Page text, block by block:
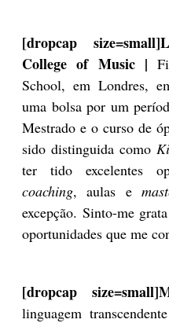
[dropcap
College of Music |
School, em Londres,
uma bolsa por um
Mestrado e o curso de
sido distinguida como
ter tido excelentes
coaching, aulas e
excepção. Sinto-me
oportunidades que me
[dropcap
linguagem